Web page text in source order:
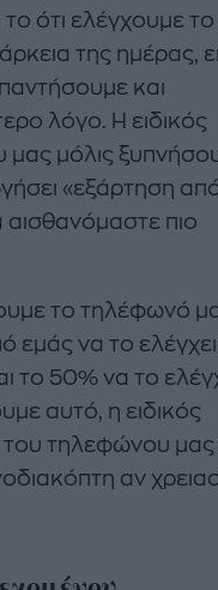
το ότι ελέγχουμε το
της ημέρας,
και
λόγο. Η ειδικός
μόλις
«εξάρτηση
αισθανόμαστε πιο
το τηλέφωνό
εμάς να το
το 50% να το
αυτό, η ειδικός
του τηλεφώνου
αν